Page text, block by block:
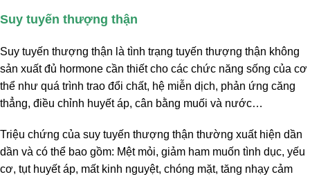
Suy tuyến thượng thận
Suy tuyến thượng thận là tình trạng tuyến thượng thận không
sản xuất đủ hormone cần thiết cho các chức năng sống của cơ
thể như quá trình trao đổi chất, hệ miễn dịch, phản ứng căng
thẳng, điều chỉnh huyết áp, cân bằng muối và nước…
Triệu chứng của suy tuyến thượng thận thường xuất hiện dần
dần và có thể bao gồm: Mệt mỏi, giảm ham muốn tình dục, yếu
cơ, tụt huyết áp, mất kinh nguyệt, chóng mặt, tăng nhạy cảm